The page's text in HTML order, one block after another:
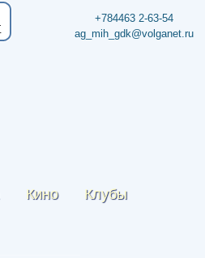
+784463 2-63-54
ag_mih_gdk@volganet.ru
Кино
Клубы